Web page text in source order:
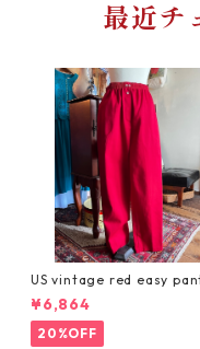
最近チ
US vintage red easy
シルエット良好真っ赤なイ
ジーパンツ
¥6,864
20%OFF